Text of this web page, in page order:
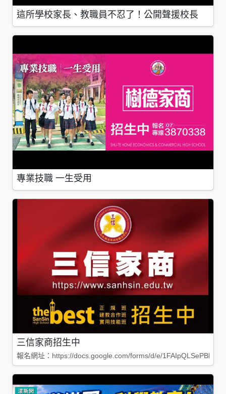
這所學校家長、教職員不忍了！公開聲援校長
專業技職 一生受用
三信家商招生中
報名網址：https://docs.google.com/forms/d/e/